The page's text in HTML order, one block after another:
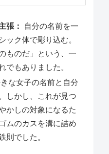
張：
自分の名前を一
ック体で彫り込む。
ものだ」という、一
でもありました。
な女子の名前と自分
しかし、これが見つ
かしの対象になるた
ムのカスを溝に詰め
則でした。